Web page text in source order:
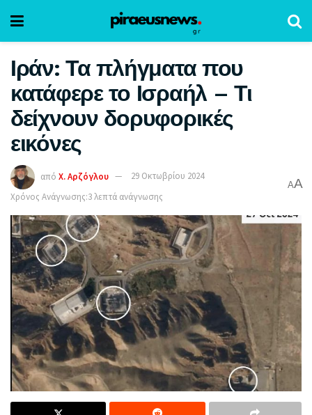
Ιράν: Τα πλήγματα που
κατάφερε το Ισραήλ – Τι
δείχνουν δορυφορικές
εικόνες
από Χ. Αρζόγλου
29 Οκτωβρίου 2024
Χρόνος Ανάγνωσης:3 λεπτά ανάγνωσης
AA